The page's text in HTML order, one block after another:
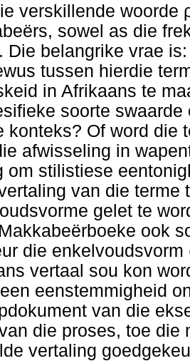
verskillende woorde
sowel as die
Die belangrike vrae
tussen hierdie
in Afrikaans te
soorte
konteks? Of word die
afwisseling in
om stilistiese
van die terme
gelet te
ook
die
vertaal sou kon
eenstemmigheid
van die
die proses, toe die
vertaling